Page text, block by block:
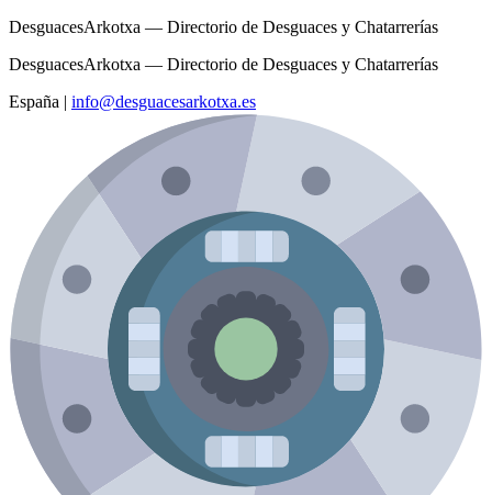
DesguacesArkotxa — Directorio de Desguaces y Chatarrerías
DesguacesArkotxa — Directorio de Desguaces y Chatarrerías
España | info@desguacesarkotxa.es